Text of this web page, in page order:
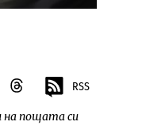
threads RSS
на пощата си